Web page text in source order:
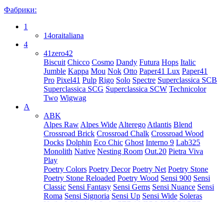
Фабрики:
1
14oraitaliana
4
41zero42
Biscuit Chicco Cosmo Dandy Futura Hops Italic
Jumble Kappa Mou Nok Otto Paper41 Lux Paper41
Pro Pixel41 Pulp Rigo Solo Spectre Superclassica SCB
Superclassica SCG Superclassica SCW Technicolor
Two Wigwag
A
ABK
Alpes Raw Alpes Wide Alterego Atlantis Blend
Crossroad Brick Crossroad Chalk Crossroad Wood
Docks Dolphin Eco Chic Ghost Interno 9 Lab325
Monolith Native Nesting Room Out.20 Pietra Viva
Play
Poetry Colors Poetry Decor Poetry Net Poetry Stone
Poetry Stone Reloaded Poetry Wood Sensi 900 Sensi
Classic Sensi Fantasy Sensi Gems Sensi Nuance Sensi
Roma Sensi Signoria Sensi Up Sensi Wide Soleras